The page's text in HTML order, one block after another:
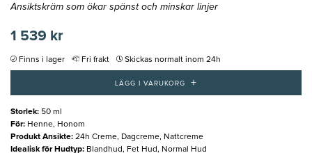
Ansiktskräm som ökar spänst och minskar linjer
1 539 kr
Finns i lager Fri frakt Skickas normalt inom 24h
LÄGG I VARUKORG +
Storlek: 50 ml
För: Henne, Honom
Produkt Ansikte: 24h Creme, Dagcreme, Nattcreme
Idealisk för Hudtyp: Blandhud, Fet Hud, Normal Hud